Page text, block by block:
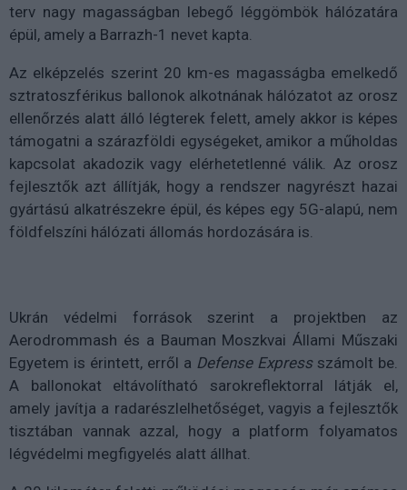
terv nagy magasságban lebegő léggömbök hálózatára
épül, amely a Barrazh-1 nevet kapta.
Az elképzelés szerint 20 km-es magasságba emelkedő
sztratoszférikus ballonok alkotnának hálózatot az orosz
ellenőrzés alatt álló légterek felett, amely akkor is képes
támogatni a szárazföldi egységeket, amikor a műholdas
kapcsolat akadozik vagy elérhetetlenné válik. Az orosz
fejlesztők azt állítják, hogy a rendszer nagyrészt hazai
gyártású alkatrészekre épül, és képes egy 5G-alapú, nem
földfelszíni hálózati állomás hordozására is.
Ukrán védelmi források szerint a projektben az
Aerodrommash és a Bauman Moszkvai Állami Műszaki
Egyetem is érintett, erről a Defense Expressszámolt be.
A ballonokat eltávolítható sarokreflektorral látják el,
amely javítja a radarészlelhetőséget, vagyis a fejlesztők
tisztában vannak azzal, hogy a platform folyamatos
légvédelmi megfigyelés alatt állhat.